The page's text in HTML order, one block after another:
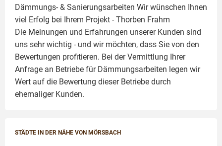
Dämmungs- & Sanierungsarbeiten Wir wünschen Ihnen
viel Erfolg bei Ihrem Projekt - Thorben Frahm
Die Meinungen und Erfahrungen unserer Kunden sind
uns sehr wichtig - und wir möchten, dass Sie von den
Bewertungen profitieren. Bei der Vermittlung Ihrer
Anfrage an Betriebe für Dämmungsarbeiten legen wir
Wert auf die Bewertung dieser Betriebe durch
ehemaliger Kunden.
STÄDTE IN DER NÄHE VON MÖRSBACH